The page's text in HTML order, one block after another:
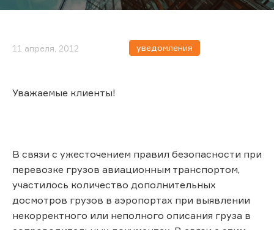
11 апреля, 2012 уведомления
Уважаемые клиенты!
В связи с ужесточением правил безопасности при
перевозке грузов авиационным транспортом,
участилось количество дополнительных
досмотров грузов в аэропортах при выявлении
некорректного или неполного описания груза в